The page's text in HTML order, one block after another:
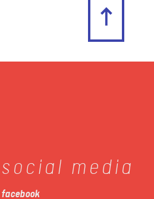
social media
facebook